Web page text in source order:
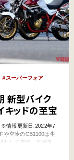
スーパーフォア
新型バイク
キッドの至宝
※情報更新日:2022年7
や空冷のCB1100は生
たして存続。正統派
クションコントロー